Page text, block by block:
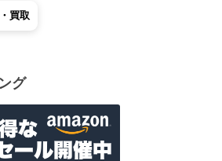
買取
グ